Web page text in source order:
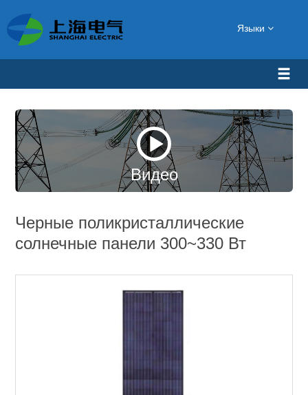
Языки
Видео
Черные поликристаллические
солнечные панели 300~330 Вт